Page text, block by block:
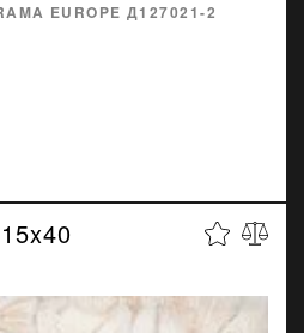
EUROPE Д127021-2
15x40